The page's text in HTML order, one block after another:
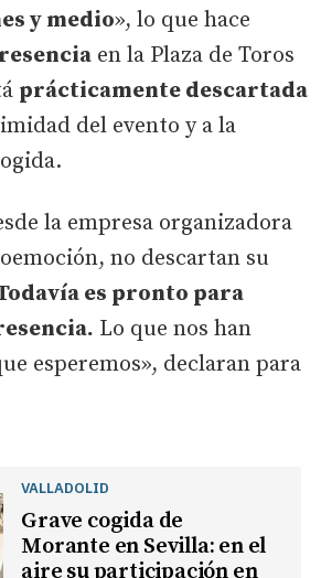
y medio», lo que hace
en la Plaza de Toros
prácticamente descartada
del evento y a la
la empresa organizadora
no descartan su
es pronto para
Lo que nos han
esperemos», declaran para
VALLADOLID
Grave cogida de
Morante en Sevilla: en el
aire su participación en